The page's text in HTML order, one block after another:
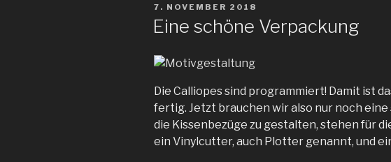
VERÖFFENTLICHT
7. NOVEMBER 2018
Eine schöne Verpackung
Die Calliopes sind programmiert! Damit ist
fertig. Jetzt brauchen wir also nur noch eine
die Kissenbezüge zu gestalten, stehen für
ein Vinylcutter, auch Plotter genannt, und